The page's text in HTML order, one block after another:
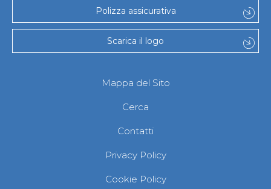
Corsi Monotematici
Corsi di Specializzazione
Corsi FIJLKAM-FISDIR
Corsi Preparatore Fisico
Corso Direttore di Gara
Sportello Fiscale
Modulistica
Quesiti fiscali
Documenti
Polizza assicurativa
Scarica il logo
Mappa del Sito
Cerca
Contatti
Privacy Policy
Cookie Policy